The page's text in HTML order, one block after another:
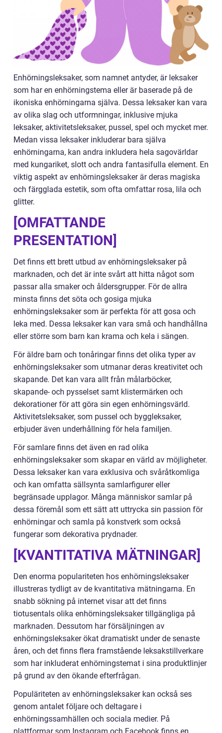
Enhörningsleksaker, som namnet antyder, är leksaker
som har en enhörningstema eller är baserade på de
ikoniska enhörningarna själva. Dessa leksaker kan vara
av olika slag och utformningar, inklusive mjuka
leksaker, aktivitetsleksaker, pussel, spel och mycket mer.
Medan vissa leksaker inkluderar bara själva
enhörningarna, kan andra inkludera hela sagovärldar
med kungariket, slott och andra fantasifulla element. En
viktig aspekt av enhörningsleksaker är deras magiska
och färgglada estetik, som ofta omfattar rosa, lila och
glitter.
[OMFATTANDE
PRESENTATION]
Det finns ett brett utbud av enhörningsleksaker på
marknaden, och det är inte svårt att hitta något som
passar alla smaker och åldersgrupper. För de allra
minsta finns det söta och gosiga mjuka
enhörningsleksaker som är perfekta för att gosa och
leka med. Dessa leksaker kan vara små och handhållna
eller större som barn kan krama och kela i sängen.
För äldre barn och tonåringar finns det olika typer av
enhörningsleksaker som utmanar deras kreativitet och
skapande. Det kan vara allt från målarböcker,
skapande- och pysselset samt klistermärken och
dekorationer för att göra sin egen enhörningsvärld.
Aktivitetsleksaker, som pussel och byggleksaker,
erbjuder även underhållning för hela familjen.
För samlare finns det även en rad olika
enhörningsleksaker som skapar en värld av möjligheter.
Dessa leksaker kan vara exklusiva och svåråtkomliga
och kan omfatta sällsynta samlarfigurer eller
begränsade upplagor. Många människor samlar på
dessa föremål som ett sätt att uttrycka sin passion för
enhörningar och samla på konstverk som också
fungerar som dekorativa prydnader.
[KVANTITATIVA MÄTNINGAR]
Den enorma populariteten hos enhörningsleksaker
illustreras tydligt av de kvantitativa mätningarna. En
snabb sökning på internet visar att det finns
tiotusentals olika enhörningsleksaker tillgängliga på
marknaden. Dessutom har försäljningen av
enhörningsleksaker ökat dramatiskt under de senaste
åren, och det finns flera framstående leksakstillverkare
som har inkluderat enhörningstemat i sina produktlinjer
på grund av den ökande efterfrågan.
Populäriteten av enhörningsleksaker kan också ses
genom antalet följare och deltagare i
enhörningssamhällen och sociala medier. På